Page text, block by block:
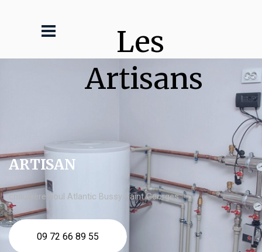
Les
Artisans
ARTISAN
chaudière fioul Atlantic Bussy Saint Georges
09 72 66 89 55